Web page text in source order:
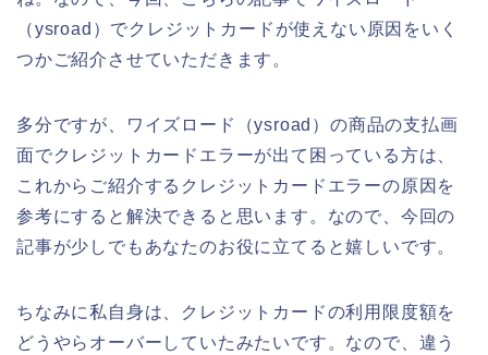
（ysroad）でクレジットカードが使えない原因をいく
つかご紹介させていただきます。
多分ですが、ワイズロード（ysroad）の商品の支払画
面でクレジットカードエラーが出て困っている方は、
これからご紹介するクレジットカードエラーの原因を
参考にすると解決できると思います。なので、今回の
記事が少しでもあなたのお役に立てると嬉しいです。
ちなみに私自身は、クレジットカードの利用限度額を
どうやらオーバーしていたみたいです。なので、違う